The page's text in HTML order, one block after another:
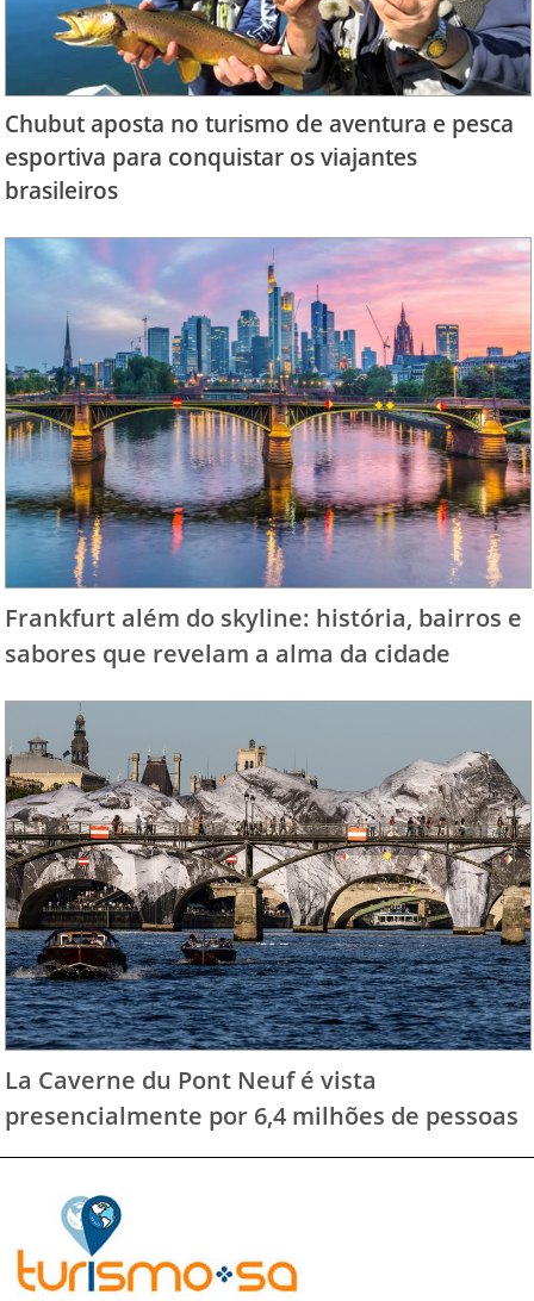
Chubut aposta no turismo de aventura e pesca
esportiva para conquistar os viajantes
brasileiros
Frankfurt além do skyline: história, bairros e
sabores que revelam a alma da cidade
La Caverne du Pont Neuf é vista
presencialmente por 6,4 milhões de pessoas